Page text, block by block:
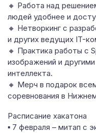
🔸 Работа над
людей удобнее и
🔸 Нетворкинг с
и других ведущих IT-
🔸 Практика работы с
изображений и
интеллекта.
🔸 Мерч в подарок
соревнования в
Расписание хакатона
▪️ 7 февраля – митап с